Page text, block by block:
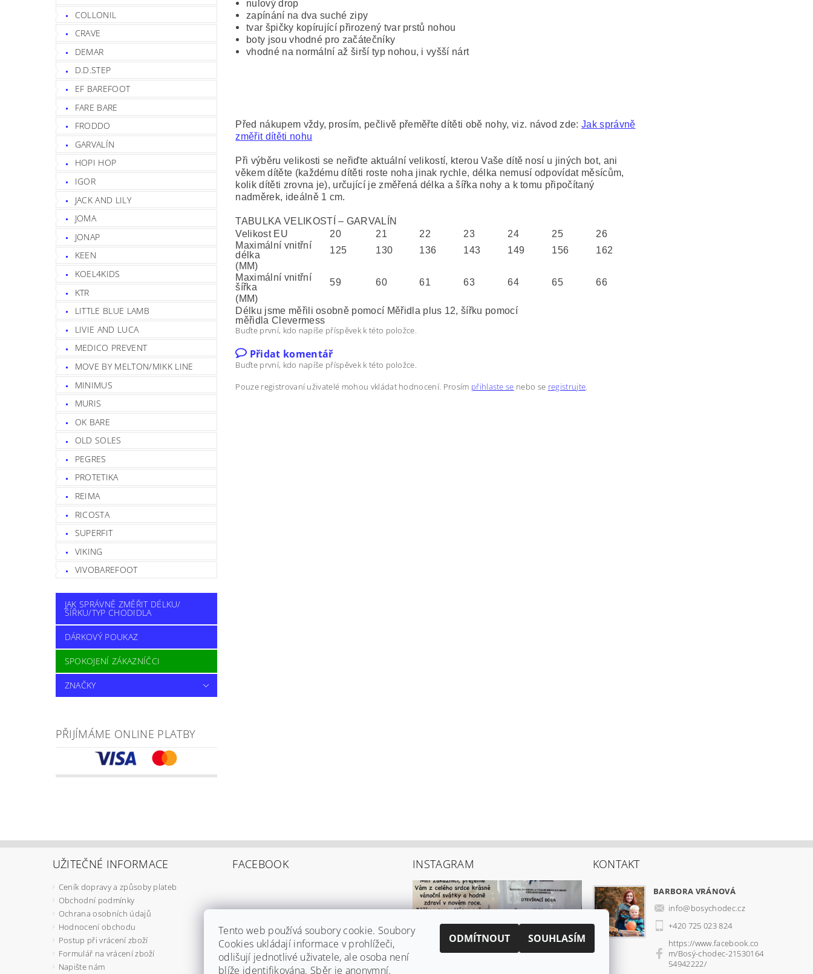
COLLONIL
CRAVE
DEMAR
D.D.STEP
EF BAREFOOT
FARE BARE
FRODDO
GARVALÍN
HOPI HOP
IGOR
JACK AND LILY
JOMA
JONAP
KEEN
KOEL4KIDS
KTR
LITTLE BLUE LAMB
LIVIE AND LUCA
MEDICO PREVENT
MOVE BY MELTON/MIKK LINE
MINIMUS
MURIS
OK BARE
OLD SOLES
PEGRES
PROTETIKA
REIMA
RICOSTA
SUPERFIT
VIKING
VIVOBAREFOOT
JAK SPRÁVNĚ ZMĚŘIT DÉLKU/
ŠÍŘKU/TYP CHODIDLA
DÁRKOVÝ POUKAZ
SPOKOJENÍ ZÁKAZNÍČCI
ZNAČKY
PŘIJÍMÁME ONLINE PLATBY
nulový drop
zapínání na dva suché zipy
tvar špičky kopírující přirozený tvar prstů nohou
boty jsou vhodné pro začátečníky
vhodné na normální až širší typ nohou, i vyšší nárt
Před nákupem vždy, prosím, pečlivě přeměřte dítěti obě nohy, viz. návod zde:Jak správně
změřit dítěti nohu
Při výběru velikosti se neřiďte aktuální velikostí, kterou Vaše dítě nosí u jiných bot, ani
věkem dítěte (každému dítěti roste noha jinak rychle, délka nemusí odpovídat měsícům,
kolik dítěti zrovna je), určující je změřená délka a šířka nohy a k tomu připočítaný
nadměrek, ideálně 1 cm.
TABULKA VELIKOSTÍ – GARVALÍN
Velikost EU
20 21 22 23 24 25
26
Maximální vnitřní
délka
125 130 136 143 149 156
162
(MM)
Maximální vnitřní
šířka
59 60 61 63 64 65
66
(MM)
Délku jsme měřili osobně pomocí Měřidla plus 12, šířku pomocí
měřidla Clevermess
Buďte první, kdo napíše příspěvek k této položce.
Přidat komentář
Buďte první, kdo napíše příspěvek k této položce.
Pouze registrovaní uživatelé mohou vkládat hodnocení. Prosím přihlaste se nebo se registrujte.
UŽITEČNÉ INFORMACE
Ceník dopravy a způsoby plateb
Obchodní podmínky
Ochrana osobních údajů
Hodnocení obchodu
Postup při vrácení zboží
Formulář na vrácení zboží
Napište nám
FACEBOOK INSTAGRAM KONTAKT
BARBORA VRÁNOVÁ
info@bosychodec.cz
+420 725 023 824
https://www.facebook.co
m/Bosý-chodec-21530164
54942222/
Tento web používá soubory cookie. Soubory
Cookies ukládají informace v prohlížeči,
odlišují jednotlivé uživatele, ale osoba není
blíže identifikována. Sběr je anonymní.
ODMÍTNOUT SOUHLASÍM